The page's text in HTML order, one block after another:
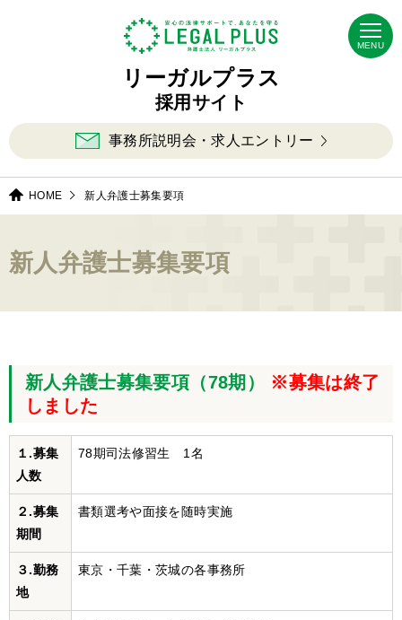
リーガルプラス
採用サイト
事務所説明会・求人エントリー
MENU
HOME 新人弁護士募集要項
新人弁護士募集要項
新人弁護士募集要項（78期） ※募集は終了
しました
１.募集
人数
78期司法修習生 1名
２.募集
期間
書類選考や面接を随時実施
３.勤務
地
東京・千葉・茨城の各事務所